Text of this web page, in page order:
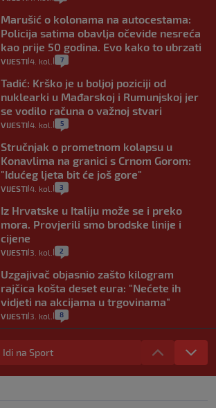
Marušić o kolonama na autocestama:
Policija satima obavlja očevide nesreća
kao prije 50 godina. Evo kako to ubrzati
VIJESTI 4. kol. 7
Tadić: Krško je u boljoj poziciji od
nuklearki u Mađarskoj i Rumunjskoj jer
se vodilo računa o važnoj stvari
VIJESTI 4. kol. 5
Stručnjak o prometnom kolapsu u
Konavlima na granici s Crnom Gorom:
"Idućeg ljeta bit će još gore"
VIJESTI 4. kol. 3
Iz Hrvatske u Italiju može se i preko
mora. Provjerili smo brodske linije i
cijene
VIJESTI 3. kol. 2
Uzgajivač objasnio zašto kilogram
rajčica košta deset eura: "Nećete ih
vidjeti na akcijama u trgovinama"
VIJESTI 3. kol. 8
Selidba je jedno od stresnijih iskustava.
Evo aktualnih cijena i nekoliko savjeta
0
Idi na Sport